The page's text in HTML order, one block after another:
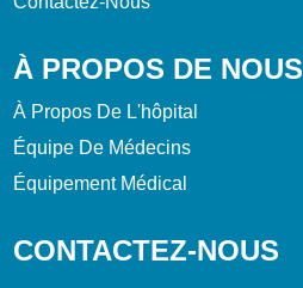
À PROPOS DE NOUS
À Propos De L'hôpital
Équipe De Médecins
Équipement Médical
CONTACTEZ-NOUS